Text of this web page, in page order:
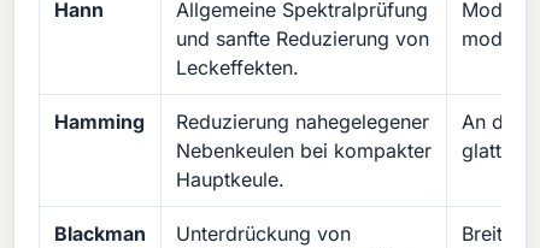
Hann
Allgemeine Spektralprüfung
und sanfte Reduzierung von
Leckeffekten.
Hamming
Reduzierung nahegelegener
Nebenkeulen bei kompakter
Hauptkeule.
An den
glatt als
Blackman
Unterdrückung von
Breitere